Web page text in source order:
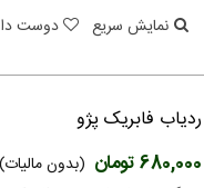
نمایش سریع
دوست
ردیاب فابریک پژو
680,000 تومان
(بدون مالیات)